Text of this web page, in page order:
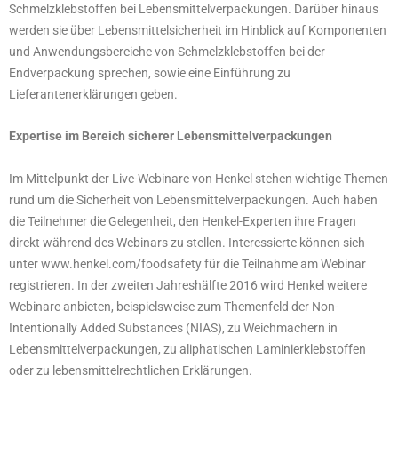
Schmelzklebstoffen bei Lebensmittelverpackungen. Darüber hinaus
werden sie über Lebensmittelsicherheit im Hinblick auf Komponenten
und Anwendungsbereiche von Schmelzklebstoffen bei der
Endverpackung sprechen, sowie eine Einführung zu
Lieferantenerklärungen geben.
Expertise im Bereich sicherer Lebensmittelverpackungen
Im Mittelpunkt der Live-Webinare von Henkel stehen wichtige Themen
rund um die Sicherheit von Lebensmittelverpackungen. Auch haben
die Teilnehmer die Gelegenheit, den Henkel-Experten ihre Fragen
direkt während des Webinars zu stellen. Interessierte können sich
unter www.henkel.com/foodsafety für die Teilnahme am Webinar
registrieren. In der zweiten Jahreshälfte 2016 wird Henkel weitere
Webinare anbieten, beispielsweise zum Themenfeld der Non-
Intentionally Added Substances (NIAS), zu Weichmachern in
Lebensmittelverpackungen, zu aliphatischen Laminierklebstoffen
oder zu lebensmittelrechtlichen Erklärungen.